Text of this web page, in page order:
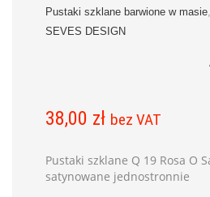
Pustaki szklane barwione w masie,
SEVES DESIGN
38,00 zł bez VAT
Pustaki szklane Q 19 Rosa O
satynowane jednostronnie